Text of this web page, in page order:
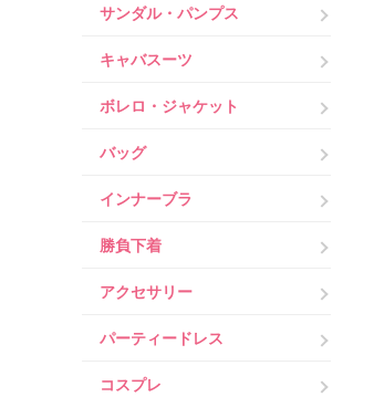
サンダル・パンプス
キャバスーツ
ボレロ・ジャケット
バッグ
インナーブラ
勝負下着
アクセサリー
パーティードレス
コスプレ